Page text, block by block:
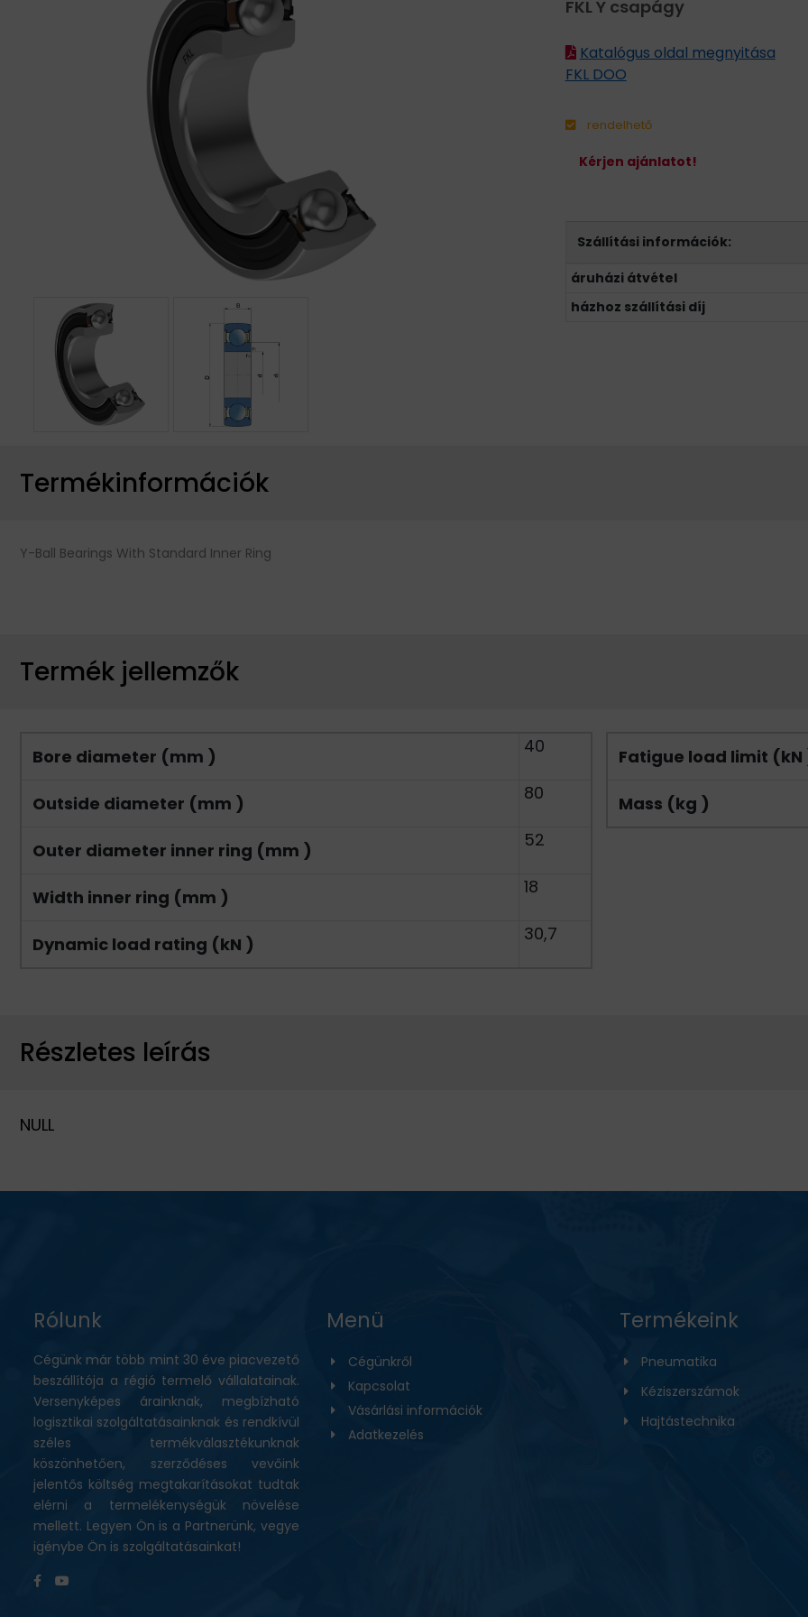
VÁSÁRLÁSI INFORMÁCIÓK
FKL Y csapágy
Katalógus oldal megnyitása
FKL DOO
rendelhető
Kérjen ajánlatot!
Szállítási információk:
áruházi átvétel
házhoz szállítási díj
Termékinformációk
Y-Ball Bearings With Standard Inner Ring
Termék jellemzők
Bore diameter (mm ) 40
Outside diameter (mm ) 80
Outer diameter inner ring (mm ) 52
Width inner ring (mm ) 18
Dynamic load rating (kN ) 30,7
Fatigue load limit (kN
Mass (kg )
Részletes leírás
NULL
Rólunk
Cégünk már több mint 30 éve piacvezető
beszállítója a régió termelő vállalatainak.
Versenyképes árainknak, megbízható
logisztikai szolgáltatásainknak és rendkívül
széles termékválasztékunknak
köszönhetően, szerződéses vevőink
jelentős költség megtakarításokat tudtak
elérni a termelékenységük növelése
mellett. Legyen Ön is a Partnerünk, vegye
igénybe Ön is szolgáltatásainkat!
Menü
Cégünkről
Kapcsolat
Vásárlási információk
Adatkezelés
Termékeink
Pneumatika
Kéziszerszámok
Hajtástechnika